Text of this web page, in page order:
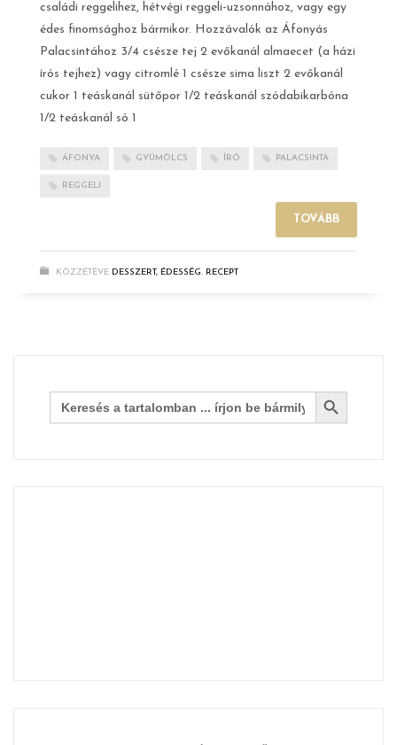
családi reggelihez, hétvégi reggeli-uzsonnához, vagy egy
édes finomsághoz bármikor. Hozzávalók az Áfonyás
Palacsintához 3/4 csésze tej 2 evőkanál almaecet (a házi
írós tejhez) vagy citromlé 1 csésze sima liszt 2 evőkanál
cukor 1 teáskanál sütőpor 1/2 teáskanál szódabikarbóna
1/2 teáskanál só 1
ÁFONYA GYÜMÖLCS ÍRÓ PALACSINTA
REGGELI
TOVÁBB
KÖZZÉTÉVE DESSZERT, ÉDESSÉG, RECEPT
Search
for:
Search Button